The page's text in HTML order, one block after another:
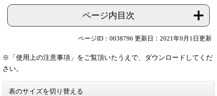
ページ内目次
ページID：0038796 更新日：2021年9月1日更新
※「使用上の注意事項」をご覧頂いたうえで、ダウンロードしてくだ
さい。
表のサイズを切り替える